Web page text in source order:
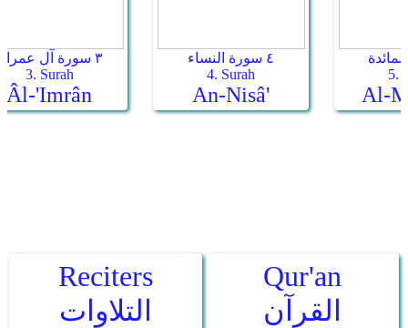
Reciters
التلاوات
Qur'an
القرآن